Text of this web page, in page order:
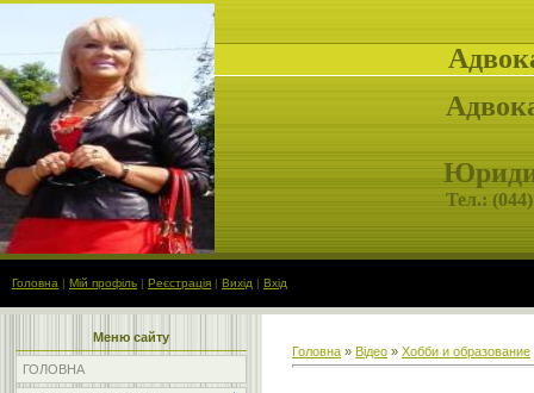
Тел.: (
Головна | Мій профіль | Реєстрація | Вихід | Вхід
Меню сайту
ГОЛОВНА
Головна » Відео » Хобби и образование